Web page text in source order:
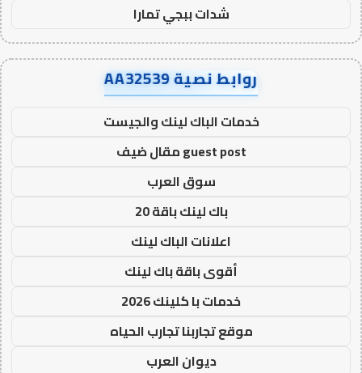
شدات ببجي تمارا
روابط نصية AA32539
خدمات الباك لينك والجيست
guest post مقال ضيف
سوق العرب
باك لينك باقة 20
اعلانات الباك لينك
أقوى باقة باك لينك
خدمات با كلينك 2026
موقع تجاربنا تجارب الحياه
ديوان العرب